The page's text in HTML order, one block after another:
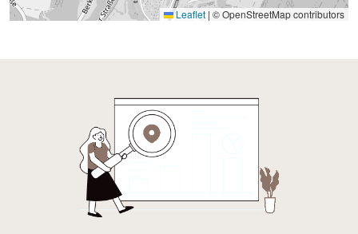
Leaflet | © OpenStreetMap contributors